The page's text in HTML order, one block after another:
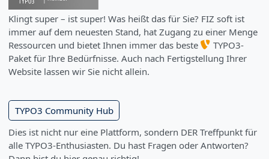
Klingt super – ist super! Was heißt das für Sie? FIZ soft ist
immer auf dem neuesten Stand, hat Zugang zu einer Menge
Ressourcen und bietet Ihnen immer das beste
TYPO3-
Paket für Ihre Bedürfnisse. Auch nach Fertigstellung Ihrer
Website lassen wir Sie nicht allein.
TYPO3 Community Hub
Dies ist nicht nur eine Plattform, sondern DER Treffpunkt für
alle TYPO3-Enthusiasten. Du hast Fragen oder Antworten?